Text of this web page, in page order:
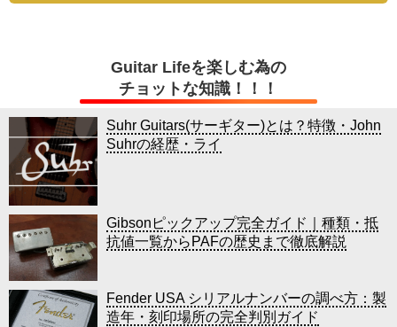
Guitar Lifeを楽しむ為の
チョットな知識！！！
Suhr Guitars(サーギター)とは？特徴・John
Suhrの経歴・ライ
Gibsonピックアップ完全ガイド｜種類・抵
抗値一覧からPAFの歴史まで徹底解説
Fender USA シリアルナンバーの調べ方：製
造年・刻印場所の完全判別ガイド